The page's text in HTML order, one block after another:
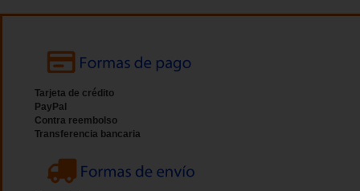
Tarjeta de crédito
PayPal
Contra reembolso
Transferencia bancaria